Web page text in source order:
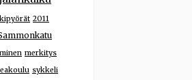
2011
merkitys
sykkeli